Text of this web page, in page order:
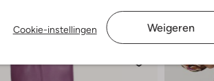
Cookie-instellingen Weigeren